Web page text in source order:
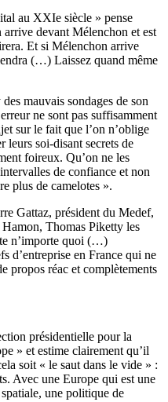
au XXIe siècle » pense
devant Mélenchon et est
Et si Mélenchon arrive
(…) Laissez quand même
mauvais sondages de son
ne sont pas suffisamment
sur le fait que l’on n’oblige
leurs soi-disant secrets de
foireux. Qu’on ne les
de confiance et non
plus de camelotes ».
Gattaz, président du Medef,
Thomas Piketty les
n’importe quoi (…)
d’entreprise en France qui ne
propos réac et complètements
présidentielle pour la
» et estime clairement qu’il
soit « le saut dans le vide » :
Avec une Europe qui est une
une politique de